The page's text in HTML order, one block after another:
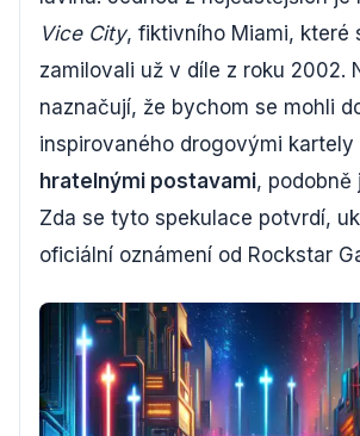
Vice City, fiktivního Miami, které
zamilovali už v díle z roku 2002.
naznačují, že bychom se mohli
inspirovaného drogovými kartely
hratelnými postavami, podobně
Zda se tyto spekulace potvrdí,
oficiální oznámení od Rockstar